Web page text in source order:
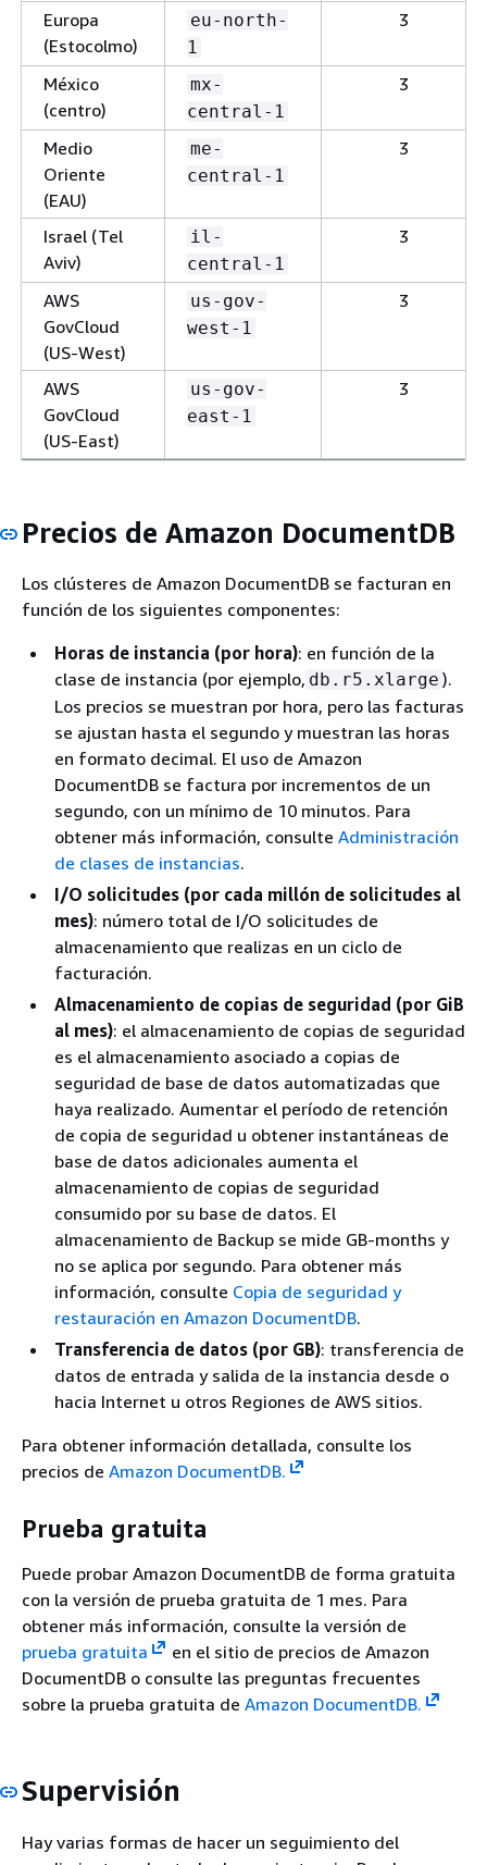
Europa
(Estocolmo)
eu-north-
1
3
México
(centro)
mx-
central-1
3
Medio
Oriente
(EAU)
me-
central-1
3
Israel (Tel
Aviv)
il-
central-1
3
AWS
GovCloud
(US-West)
us-gov-
west-1
3
AWS
GovCloud
(US-East)
us-gov-
east-1
3
Precios de Amazon DocumentDB
Los clústeres de Amazon DocumentDB se facturan en
función de los siguientes componentes:
Horas de instancia (por hora): en función de la
clase de instancia (por ejemplo, db.r5.xlarge ).
Los precios se muestran por hora, pero las facturas
se ajustan hasta el segundo y muestran las horas
en formato decimal. El uso de Amazon
DocumentDB se factura por incrementos de un
segundo, con un mínimo de 10 minutos. Para
obtener más información, consulte Administración
de clases de instancias.
I/O solicitudes (por cada millón de solicitudes al
mes): número total de I/O solicitudes de
almacenamiento que realizas en un ciclo de
facturación.
Almacenamiento de copias de seguridad (por GiB
al mes): el almacenamiento de copias de seguridad
es el almacenamiento asociado a copias de
seguridad de base de datos automatizadas que
haya realizado. Aumentar el período de retención
de copia de seguridad u obtener instantáneas de
base de datos adicionales aumenta el
almacenamiento de copias de seguridad
consumido por su base de datos. El
almacenamiento de Backup se mide GB-months y
no se aplica por segundo. Para obtener más
información, consulte Copia de seguridad y
restauración en Amazon DocumentDB.
Transferencia de datos (por GB): transferencia de
datos de entrada y salida de la instancia desde o
hacia Internet u otros Regiones de AWS sitios.
Para obtener información detallada, consulte los
precios de Amazon DocumentDB.
Prueba gratuita
Puede probar Amazon DocumentDB de forma gratuita
con la versión de prueba gratuita de 1 mes. Para
obtener más información, consulte la versión de
prueba gratuita
en el sitio de precios de Amazon
DocumentDB o consulte las preguntas frecuentes
sobre la prueba gratuita de Amazon DocumentDB.
Supervisión
Hay varias formas de hacer un seguimiento del